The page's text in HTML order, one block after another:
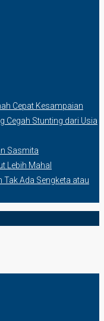
Cepat Kesampaian
Cegah Stunting dari Usia
Sasmita
Lebih Mahal
Ada Sengketa atau